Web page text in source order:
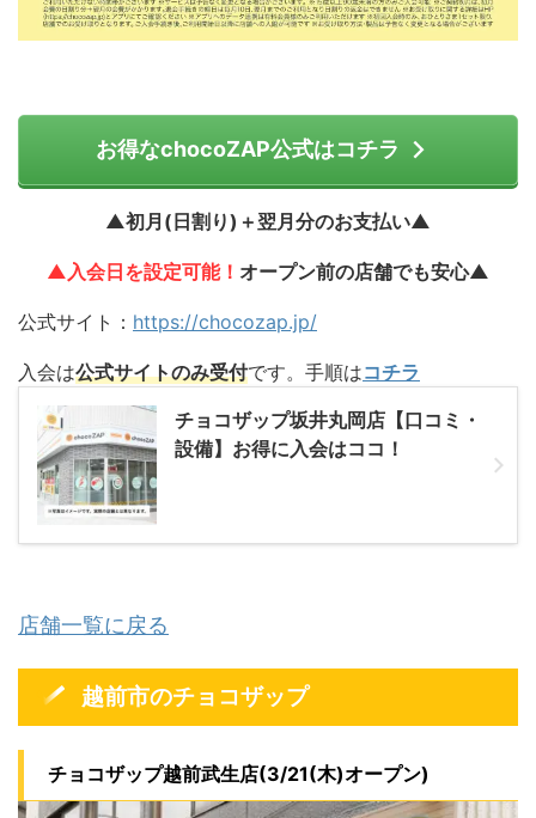
お得なchocoZAP公式はコチラ
▲初月(日割り)＋翌月分のお支払い▲
▲入会日を設定可能！ オープン前の店舗でも安心▲
公式サイト： https://chocozap.jp/
入会は公式サイトのみ受付です。手順はコチラ
チョコザップ坂井丸岡店【口コミ・
設備】お得に入会はココ！
店舗一覧に戻る
越前市のチョコザップ
チョコザップ越前武生店(3/21(木)オープン)